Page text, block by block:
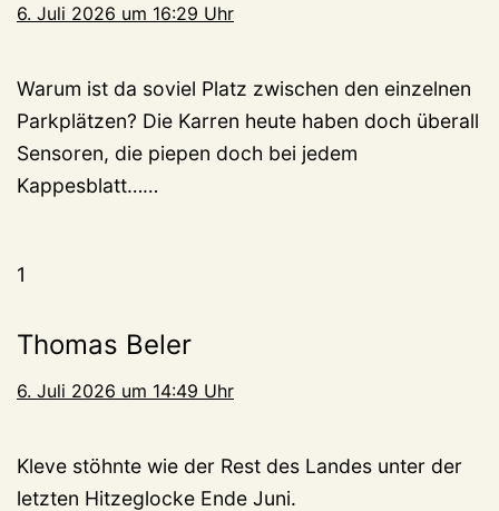
6. Juli 2026 um 16:29 Uhr
Warum ist da soviel Platz zwischen den einzelnen
Parkplätzen? Die Karren heute haben doch überall
Sensoren, die piepen doch bei jedem
Kappesblatt……
1
Thomas Beler
6. Juli 2026 um 14:49 Uhr
Kleve stöhnte wie der Rest des Landes unter der
letzten Hitzeglocke Ende Juni.